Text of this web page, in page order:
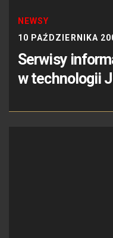
NEWSY
10 PAŹDZIERNIKA
Serwisy
w technologii